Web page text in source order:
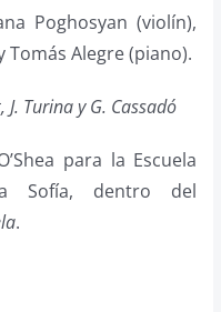
Poghosyan (violín),
Alegre (piano).
Turina y G. Cassadó
para la Escuela
Sofía, dentro del
.